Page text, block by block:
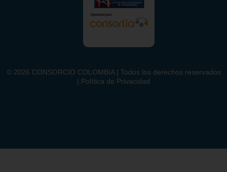
© 2026 CONSORCIO COLOMBIA | Todos los derechos reservados
| Política de Privacidad